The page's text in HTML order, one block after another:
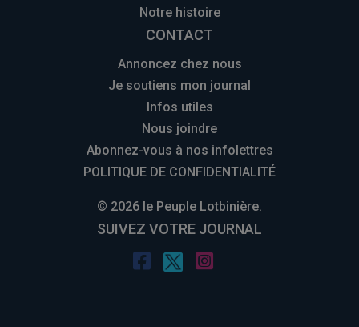
Notre histoire
CONTACT
Annoncez chez nous
Je soutiens mon journal
Infos utiles
Nous joindre
Abonnez-vous à nos infolettres
POLITIQUE DE CONFIDENTIALITÉ
© 2026 le Peuple Lotbinière.
SUIVEZ VOTRE JOURNAL